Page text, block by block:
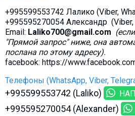
+995599553742 Лалико (Viber,
+995595270054 Александр (Viber,
Email: Laliko700@gmail.com
"Прямой запрос" ниже, она
послана по этому адресу).
facebook: https://
Телефоны (WhatsApp, Viber,
+995599553742 (Laliko)
+995595270054 (Alexander)